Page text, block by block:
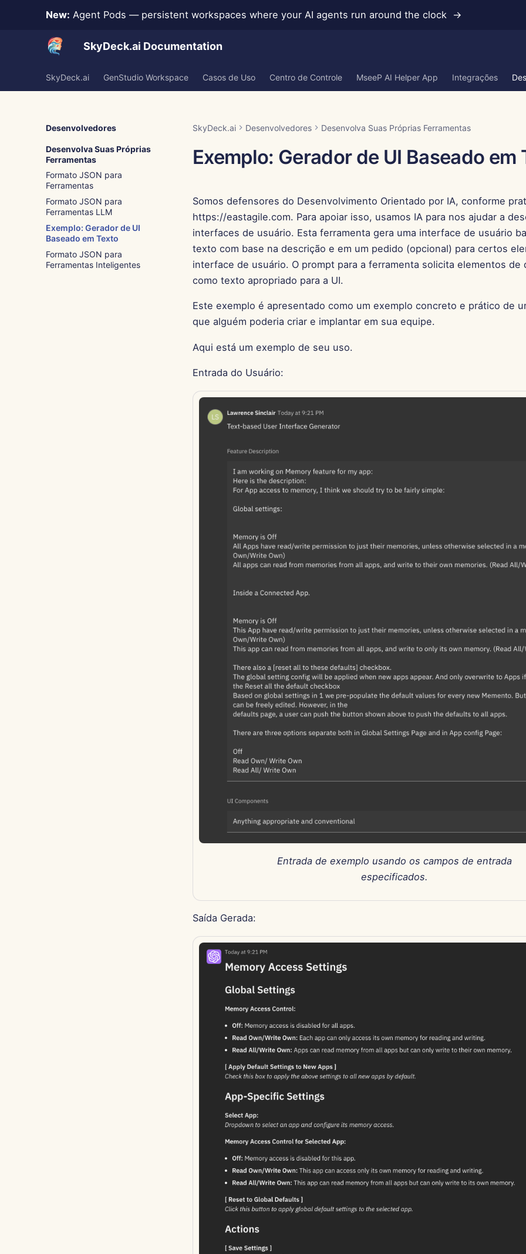
New: Agent Pods — persistent workspaces where your AI agents run around the clock →
SkyDeck.ai Documentation
SkyDeck.ai GenStudio Workspace Casos de Uso Centro de Controle MseeP AI Helper App Integrações
Desenvolvedores
Desenvolva Suas Próprias
Ferramentas
Formato JSON para
Ferramentas
Formato JSON para
Ferramentas LLM
Exemplo: Gerador de UI
Baseado em Texto
Formato JSON para
Ferramentas Inteligentes
SkyDeck.ai Desenvolvedores Desenvolva Suas Próprias Ferramentas
Exemplo: Gerador de UI Baseado em
Somos defensores do Desenvolvimento Orientado por IA, conforme
https://eastagile.com. Para apoiar isso, usamos IA para nos ajudar a
interfaces de usuário. Esta ferramenta gera uma interface de usuário
texto com base na descrição e em um pedido (opcional) para certos
interface de usuário. O prompt para a ferramenta solicita elementos de
como texto apropriado para a UI.
Este exemplo é apresentado como um exemplo concreto e prático de
que alguém poderia criar e implantar em sua equipe.
Aqui está um exemplo de seu uso.
Entrada do Usuário:
Entrada de exemplo usando os campos de entrada
especificados.
Saída Gerada: